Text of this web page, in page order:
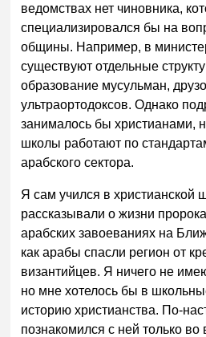
ведомствах нет чиновника,
специализировался бы на
общины. Например, в
существуют отдельные
образование мусульман,
ультраортодоксов. Однако
занималось бы христианами,
школы работают по
арабского сектора.
Я сам учился в христианской
рассказывали о жизни
арабских завоеваниях на
как арабы спасли регион от
византийцев. Я ничего не
но мне хотелось бы в
историю христианства. По-
познакомился с ней только